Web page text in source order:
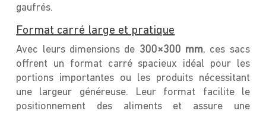
gaufrés.
Format carré large et pratique
Avec leurs dimensions de 300×300 mm, ces sacs
offrent un format carré spacieux idéal pour les
portions importantes ou les produits nécessitant
une largeur généreuse. Leur format facilite le
positionnement des aliments et assure une